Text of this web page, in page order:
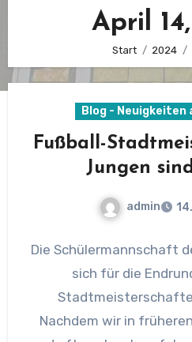
April
Start 2024
Blog - Neuigkeiten
Fußball-
Jungen
admin
Die Schülermannschaft
sich für die
Nachdem wir in